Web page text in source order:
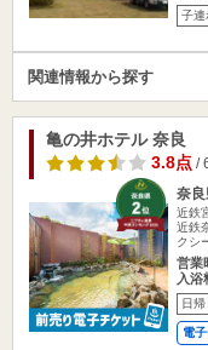
子連
関連情報から探す
亀の井ホテル 奈良
3.8点/
奈良
近鉄
近鉄
クシ
営業
入浴
日帰
電